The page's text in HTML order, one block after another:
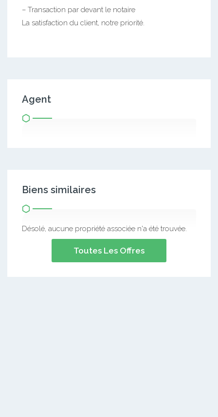
– Transaction par devant le notaire
La satisfaction du client, notre priorité.
Agent
Biens similaires
Désolé, aucune propriété associée n'a été trouvée.
Toutes Les Offres